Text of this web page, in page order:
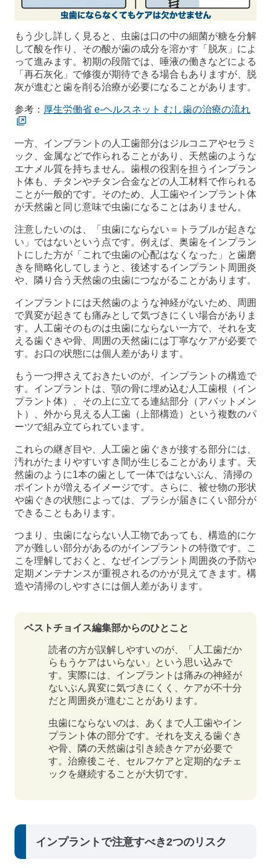
もう少し詳しく見ると、虫歯は口の中の細菌が糖を分解
して酸を作り、その酸が歯の成分を溶かす「脱灰」によ
って進みます。初期の段階では、唾液の働きなどによる
「再石灰化」で修復が期待できる場合もありますが、脱
灰が進むと歯を削る治療が必要になることがあります。
参考： 厚生労働省 e-ヘルスネット むし歯の治療の流れ
一方、インプラントの人工歯部分はジルコニアやセラミ
ック、金属などで作られることがあり、天然歯のような
エナメル質を持ちません。歯根の役割を担うインプラン
ト体も、チタンやチタン合金などの人工材料で作られる
ことが一般的です。そのため、人工歯やインプラント体
が天然歯と同じ意味で虫歯になることはありません。
注意したいのは、「虫歯にならない＝トラブルが起きな
い」ではないという点です。例えば、奥歯をインプラン
トにした方が「これで虫歯の心配はなくなった」と歯磨
きを簡略化してしまうと、後述するインプラント周囲炎
や、隣り合う天然歯の虫歯につながることがあります。
インプラントには天然歯のような神経がないため、周囲
で異変が起きても痛みとして気づきにくい場合がありま
す。人工歯そのものは虫歯にならない一方で、それを支
える歯ぐきや骨、周囲の天然歯には丁寧なケアが必要で
す。お口の状態には個人差があります。
もう一つ押さえておきたいのが、インプラントの構造で
す。インプラントは、顎の骨に埋め込む人工歯根（イン
プラント体）、その上に立てる連結部分（アバットメン
ト）、外から見える人工歯（上部構造）という複数のパ
ーツで組み立てられています。
これらの継ぎ目や、人工歯と歯ぐきが接する部分には、
汚れがたまりやすいすき間が生じることがあります。天
然歯のように1本の歯として一体ではないぶん、清掃の
ポイントが増えるイメージです。さらに、被せ物の形状
や歯ぐきの状態によっては、ブラシが届きにくい部分が
できることもあります。
つまり、虫歯にならない人工物であっても、構造的にケ
アが難しい部分があるのがインプラントの特徴です。こ
こを理解しておくと、なぜインプラント周囲炎の予防や
定期メンテナンスが重視されるのかが見えてきます。構
造や清掃のしやすさには個人差があります。
ベストチョイス編集部からのひとこと
読者の方が誤解しやすいのが、「人工歯だか
らもうケアはいらない」という思い込みで
す。実際には、インプラントは痛みの神経が
ないぶん異変に気づきにくく、ケアが不十分
だと周囲炎が進むことがあります。
虫歯にならないのは、あくまで人工歯やイン
プラント体の部分です。それを支える歯ぐき
や骨、隣の天然歯は引き続きケアが必要で
す。治療後こそ、セルフケアと定期的なチェ
ックを継続することが大切です。
インプラントで注意すべき2つのリスク